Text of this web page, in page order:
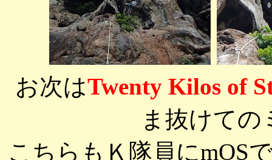
お次はTwenty Kilos of
ま抜けての
こちらもＫ隊員にmOS